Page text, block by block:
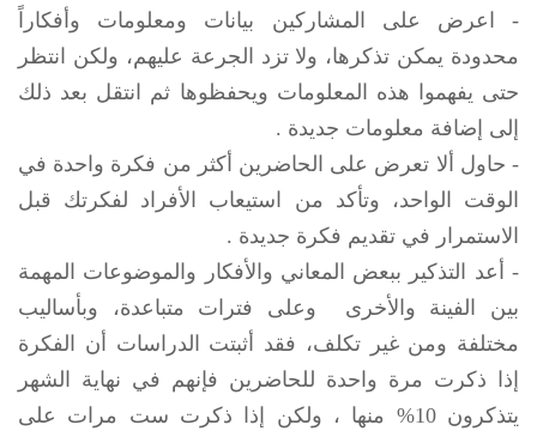
- اعرض على المشاركين بيانات ومعلومات وأفكاراً
محدودة يمكن تذكرها، ولا تزد الجرعة عليهم، ولكن انتظر
حتى يفهموا هذه المعلومات ويحفظوها ثم انتقل بعد ذلك
إلى إضافة معلومات جديدة .
- حاول ألا تعرض على الحاضرين أكثر من فكرة واحدة في
الوقت الواحد، وتأكد من استيعاب الأفراد لفكرتك قبل
الاستمرار في تقديم فكرة جديدة .
- أعد التذكير ببعض المعاني والأفكار والموضوعات المهمة
بين الفينة والأخرى وعلى فترات متباعدة، وبأساليب
مختلفة ومن غير تكلف، فقد أثبتت الدراسات أن الفكرة
إذا ذكرت مرة واحدة للحاضرين فإنهم في نهاية الشهر
يتذكرون 10% منها ، ولكن إذا ذكرت ست مرات على